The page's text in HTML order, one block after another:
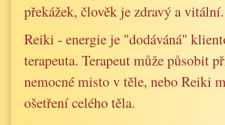
překážek, člověk je zdravý a vitální.
Reiki - energie je "dodáváná"
terapeuta. Terapeut může působit
nemocné misto v těle, nebo Reiki
ošetření celého těla.